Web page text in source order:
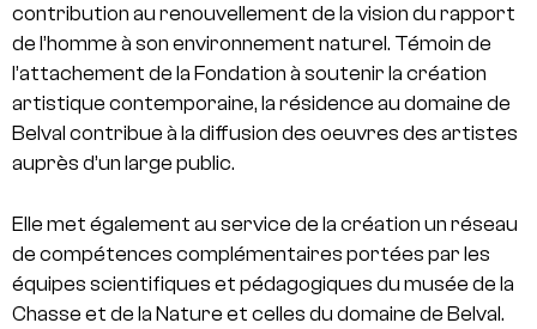
contribution au renouvellement de la vision du rapport
de l’homme à son environnement naturel. Témoin de
l’attachement de la Fondation à soutenir la création
artistique contemporaine, la résidence au domaine de
Belval contribue à la diffusion des oeuvres des artistes
auprès d’un large public.
Elle met également au service de la création un réseau
de compétences complémentaires portées par les
équipes scientifiques et pédagogiques du musée de la
Chasse et de la Nature et celles du domaine de Belval.